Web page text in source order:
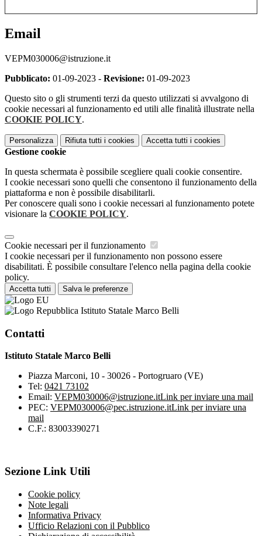
Email
VEPM030006@istruzione.it
Pubblicato: 01-09-2023 - Revisione: 01-09-2023
Questo sito o gli strumenti terzi da questo utilizzati si avvalgono di
cookie necessari al funzionamento ed utili alle finalità illustrate nella
COOKIE POLICY.
Personalizza Rifiuta tutti i cookies Accetta tutti i cookies
Gestione cookie
In questa schermata è possibile scegliere quali cookie consentire.
I cookie necessari sono quelli che consentono il funzionamento della
piattaforma e non è possibile disabilitarli.
Per conoscere quali sono i cookie necessari al funzionamento potete
visionare la COOKIE POLICY.
Cookie necessari per il funzionamento
I cookie necessari per il funzionamento non possono essere
disabilitati. È possibile consultare l'elenco nella pagina della cookie
policy.
Accetta tutti Salva le preferenze
Istituto Statale Marco Belli
Contatti
Istituto Statale Marco Belli
Piazza Marconi, 10 - 30026 - Portogruaro (VE)
Tel: 0421 73102
Email: VEPM030006@istruzione.itLink per inviare una mail
PEC: VEPM030006@pec.istruzione.itLink per inviare una
mail
C.F.: 83003390271
Sezione Link Utili
Cookie policy
Note legali
Informativa Privacy
Ufficio Relazioni con il Pubblico